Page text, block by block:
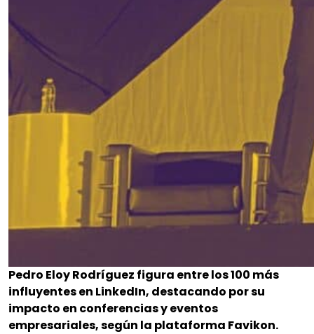
Pedro Eloy Rodríguez figura entre los 100 más
influyentes en LinkedIn, destacando por su
impacto en conferencias y eventos
empresariales, según la plataforma Favikon.